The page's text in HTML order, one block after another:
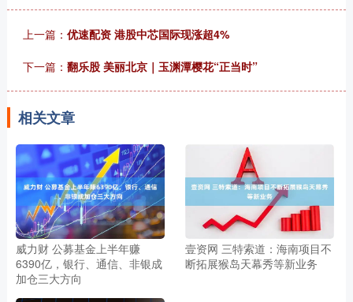
上一篇： 优速配资 港股中芯国际现涨超4%
下一篇： 翻乐股 美丽北京｜玉渊潭樱花“正当时”
相关文章
威力财 公募基金上半年赚
6390亿，银行、通信、非银成
加仓三大方向
壹资网 三特索道：海南项目不
断拓展猴岛天幕秀等新业务